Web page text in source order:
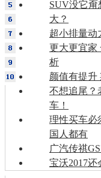
SUV没它甭
大？
超小排量动
更大更宜家
析
颜值有提升
不想追尾？
车！
理性买车必
国人都有
广汽传祺
宝沃2017